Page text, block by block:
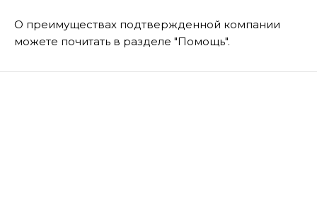
О преимуществах подтвержденной компании
можете почитать в разделе "Помощь".